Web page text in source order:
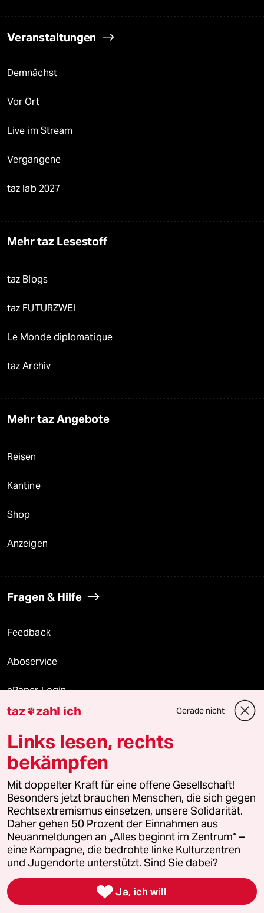
Veranstaltungen
Demnächst
Vor Ort
Live im Stream
Vergangene
taz lab 2027
Mehr taz Lesestoff
taz Blogs
taz FUTURZWEI
Le Monde diplomatique
taz Archiv
Mehr taz Angebote
Reisen
Kantine
Shop
Anzeigen
Fragen & Hilfe
Feedback
Aboservice
ePaper Login
Downloads für Abonnierende
© 2026 taz Verlags und Vertriebs GmbH
Alle Rechte vorbehalten. Bei rechtlichen Fragen oder für Genehmigungen
wenden Sie sich bitte an lizenzen@taz.de
Feedback Redaktionsstatut Kommune-Richtlinien
Leitlinie Informant Datenschutz Impressum AGB
Seitenwende Einwilligungen widerrufen (Ads)
taz zahl ich Gerade nicht
Links lesen, rechts
bekämpfen
Mit doppelter Kraft für eine offene Gesellschaft!
Besonders jetzt brauchen Menschen, die sich gegen
Rechtsextremismus einsetzen, unsere Solidarität.
Daher gehen 50 Prozent der Einnahmen aus
Neuanmeldungen an „Alles beginnt im Zentrum“ –
eine Kampagne, die bedrohte linke Kulturzentren
und Jugendorte unterstützt. Sind Sie dabei?
 Ja, ich will